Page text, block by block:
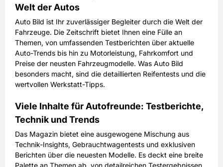
Welt der Autos
Auto Bild ist Ihr zuverlässiger Begleiter durch die Welt der
Fahrzeuge. Die Zeitschrift bietet Ihnen eine Fülle an
Themen, von umfassenden Testberichten über aktuelle
Auto-Trends bis hin zu Motorleistung, Fahrkomfort und
Preise der neusten Fahrzeugmodelle. Was Auto Bild
besonders macht, sind die detaillierten Reifentests und die
wertvollen Werkstatt-Tipps.
Viele Inhalte für Autofreunde: Testberichte,
Technik und Trends
Das Magazin bietet eine ausgewogene Mischung aus
Technik-Insights, Gebrauchtwagentests und exklusiven
Berichten über die neuesten Modelle. Es deckt eine breite
Palette an Themen ab, von detailreichen Testergebnissen